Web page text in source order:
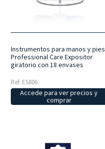
Instrumentos para manos y pies
Professional Care Expositor
giratorio con 18 envases
Ref: ES806
Accede para ver precios y
comprar